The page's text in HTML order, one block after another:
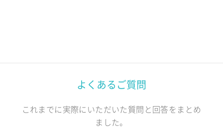
よくあるご質問
これまでに実際にいただいた質問と回答をまとめ
ました。